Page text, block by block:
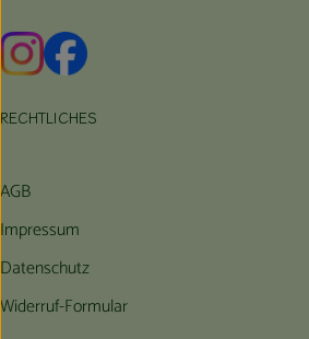
Externer Link zu https://
Externer Link zu https://
RECHTLICHES
AGB
Impressum
Datenschutz
Widerruf-Formular